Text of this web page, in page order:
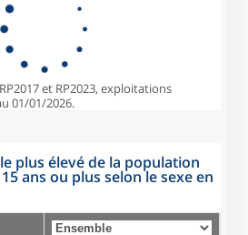
et RP2023, exploitations
01/01/2026.
plus élevé de la population
ans ou plus selon le sexe en